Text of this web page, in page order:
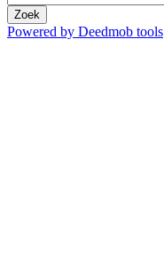
Zoek
Powered by Deedmob tools